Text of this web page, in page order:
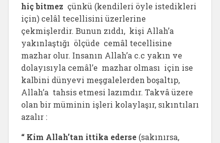
hiç bitmez çünkü (kendileri öyle istedikleri
için) celâl tecellisini üzerlerine
çekmişlerdir. Bunun zıddı, kişi Allah’a
yakınlaştığı ölçüde cemâl tecellisine
mazhar olur. Insanın Allah’a c.c yakın ve
dolayısıyla cemâl’e mazhar olması için ise
kalbini dünyevi meşgalelerden boşaltıp,
Allah’a tahsis etmesi lazımdır. Takvâ üzere
olan bir müminin işleri kolaylaşır, sıkıntıları
azalır :
“ Kim Allah’tan ittika ederse (sakınırsa,